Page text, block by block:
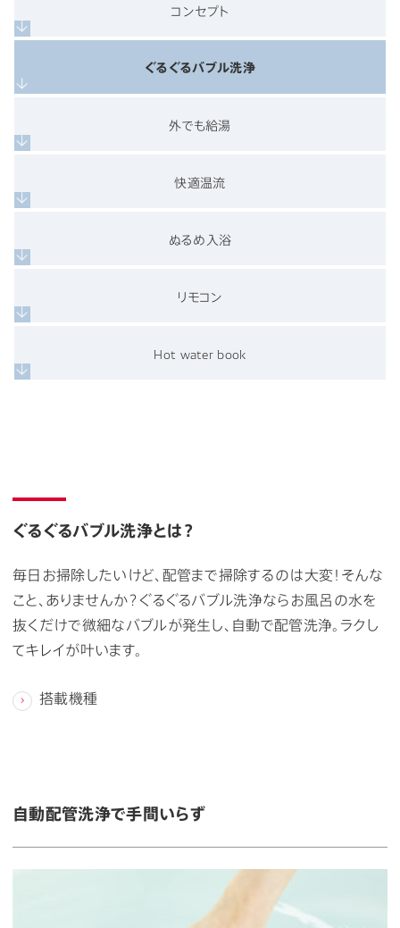
コンセプト
ぐるぐるバブル洗浄
外でも給湯
快適温流
ぬるめ入浴
リモコン
Hot water book
ぐるぐるバブル洗浄とは？
毎日お掃除したいけど、配管まで掃除するのは大変！そんな
こと、ありませんか？ぐるぐるバブル洗浄ならお風呂の水を
抜くだけで微細なバブルが発生し、自動で配管洗浄。ラクし
てキレイが叶います。
搭載機種
自動配管洗浄で手間いらず